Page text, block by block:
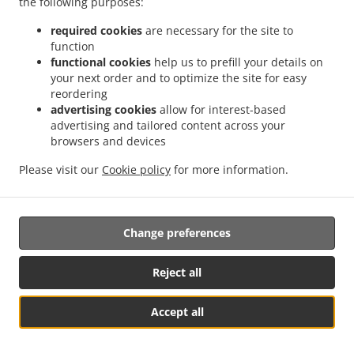
required cookies are necessary for the site to
function
functional cookies help us to prefill your details on
your next order and to optimize the site for easy
reordering
advertising cookies allow for interest-based
advertising and tailored content across your
browsers and devices
Please visit our Cookie policy for more information.
Accept all
Reject all
Change preferences
Interessen, Rechten und Freiheiten der betroffenen
Person Vorrang haben, oder für die Begründung,
Ausübung oder Verteidigung von Rechtsansprüchen.
Wenn personenbezogene Daten für
Direktmarketingzwecke verarbeitet werden, hat die
betroffene Person das Recht, der Verarbeitung dieser
einschließlich der Erstellung von Profilen in dem Umfang,
Widerspricht die betroffene Person der
Verarbeitung für Direktmarketingzwecke, werden die
personenbezogenen Daten für diese Zwecke nicht länger
verarbeitet. Für den Fall, dass sich die betroffene Person
die Verarbeitung personenbezogener Daten zum Zwecke
des Direktmarketings separat und ohne Verbindung zu
See MENU & Order